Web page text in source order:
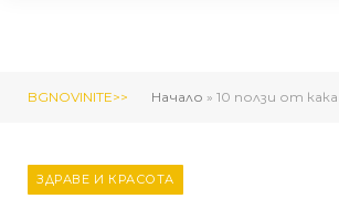
BGNOVINITE>> Начало » 10 ползи от
ЗДРАВЕ И КРАСОТА